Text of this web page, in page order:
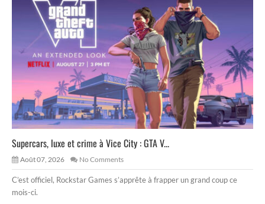
Supercars, luxe et crime à Vice City : GTA V...
Août 07, 2026 No Comments
C’est officiel, Rockstar Games s’apprête à frapper un grand coup ce
mois-ci.